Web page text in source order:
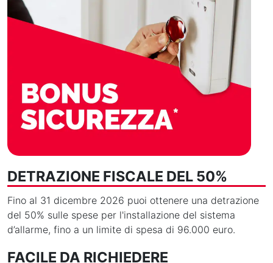
DETRAZIONE FISCALE DEL 50%
Fino al 31 dicembre 2026 puoi ottenere una detrazione
del 50% sulle spese per l'installazione del sistema
d’allarme, fino a un limite di spesa di 96.000 euro.
FACILE DA RICHIEDERE